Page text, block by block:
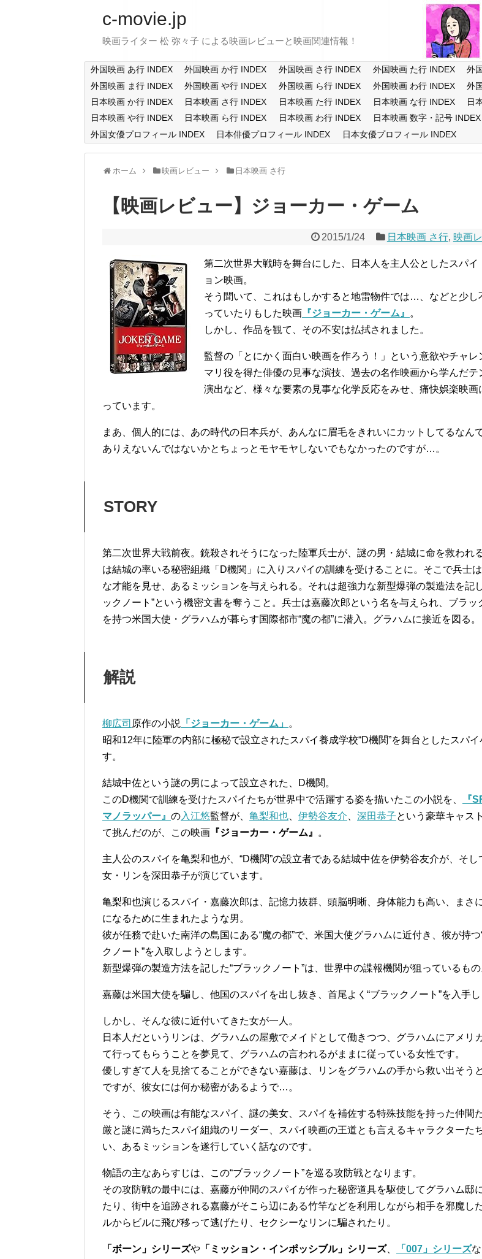
c-movie.jp
映画ライター 松 弥々子 による映画レビューと映画関連情報！
外国映画 あ行 INDEX 外国映画 か行 INDEX 外国映画 さ行 INDEX 外国映画 た行 INDEX 外
外国映画 ま行 INDEX
外国映画 や行 INDEX 外国映画 ら行 INDEX 外国映画 わ行 INDEX 外
日本映画 か行 INDEX
日本映画 さ行 INDEX 日本映画 た行 INDEX 日本映画 な行 INDEX 日
日本映画 や行 INDEX
日本映画 ら行 INDEX 日本映画 わ行 INDEX 日本映画 数字・記号 INDEX
外国女優プロフィール INDEX
日本俳優プロフィール INDEX 日本女優プロフィール INDEX
ホーム 映画レビュー 日本映画 さ行
【映画レビュー】ジョーカー・ゲーム
2015/1/24 日本映画 さ行, 映画
第二次世界大戦時を舞台にした、日本人を主人公としたスパイ
ョン映画。
そう聞いて、これはもしかすると地雷物件では…、などと少し
っていたりもした映画 『ジョーカー・ゲーム』
。
しかし、作品を観て、その不安は払拭されました。
監督の「とにかく面白い映画を作ろう！」という意欲やチャレ
マリ役を得た俳優の見事な演技、過去の名作映画から学んだテ
演出など、様々な要素の見事な化学反応をみせ、痛快娯楽映画
っています。
まあ、個人的には、あの時代の日本兵が、あんなに眉毛をきれいにカットしてるなん
ありえないんではないかとちょっとモヤモヤしないでもなかったのですが…。
STORY
第二次世界大戦前夜。銃殺されそうになった陸軍兵士が、謎の男・結城に命を救われ
は結城の率いる秘密組織「D機関」に入りスパイの訓練を受けることに。そこで兵士
な才能を見せ、あるミッションを与えられる。それは超強力な新型爆弾の製造法を記
ックノート”という機密文書を奪うこと。兵士は嘉藤次郎という名を与えられ、ブラッ
を持つ米国大使・グラハムが暮らす国際都市“魔の都”に潜入。グラハムに接近を図る。
解説
柳広司 原作の小説 「ジョーカー・ゲーム」 。
昭和12年に陸軍の内部に極秘で設立されたスパイ養成学校“D機関”を舞台としたスパ
す。
結城中佐という謎の男によって設立された、D機関。
このD機関で訓練を受けたスパイたちが世界中で活躍する姿を描いたこの小説を、
『
マノラッパー』 の入江悠監督が、 亀梨和也 伊勢谷友介 深田恭子という豪華キャス
て挑んだのが、この映画 『ジョーカー・ゲーム』 。
主人公のスパイを亀梨和也が、“D機関”の設立者である結城中佐を伊勢谷友介が、そし
女・リンを深田恭子が演じています。
亀梨和也演じるスパイ・嘉藤次郎は、記憶力抜群、頭脳明晰、身体能力も高い、まさ
になるために生まれたような男。
彼が任務で赴いた南洋の島国にある“魔の都”で、米国大使グラハムに近付き、彼が持つ
クノート”を入取しようとします。
新型爆弾の製造方法を記した“ブラックノート”は、世界中の諜報機関が狙っているもの
嘉藤は米国大使を騙し、他国のスパイを出し抜き、首尾よく“ブラックノート”を入手し
しかし、そんな彼に近付いてきた女が一人。
日本人だというリンは、グラハムの屋敷でメイドとして働きつつ、グラハムにアメリ
て行ってもらうことを夢見て、グラハムの言われるがままに従っている女性です。
優しすぎて人を見捨てることができない嘉藤は、リンをグラハムの手から救い出そう
ですが、彼女には何か秘密があるようで…。
そう、この映画は有能なスパイ、謎の美女、スパイを補佐する特殊技能を持った仲間
厳と謎に満ちたスパイ組織のリーダー、スパイ映画の王道とも言えるキャラクターた
い、あるミッションを遂行していく話なのです。
物語の主なあらすじは、この“ブラックノート”を巡る攻防戦となります。
その攻防戦の最中には、嘉藤が仲間のスパイが作った秘密道具を駆使してグラハム邸
たり、街中を追跡される嘉藤がそこら辺にある竹竿などを利用しながら相手を邪魔し
ルからビルに飛び移って逃げたり、セクシーなリンに騙されたり。
「ボーン」シリーズや 「ミッション・インポッシブル」シリーズ、 「007」シリーズ